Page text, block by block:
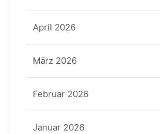
April 2026
März 2026
Februar 2026
Januar 2026